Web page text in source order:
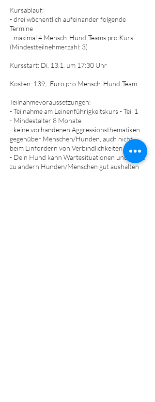
Kursablauf:
- drei wöchentlich aufeinander folgende
Termine
- maximal 4 Mensch-Hund-Teams pro Kurs
(Mindestteilnehmerzahl: 3)
Kursstart: Di, 13.1. um 17:30 Uhr
Kosten: 139,- Euro pro Mensch-Hund-Team
Teilnahmevoraussetzungen:
- Teilnahme am Leinenführigkeitskurs - Teil 1
- Mindestalter 8 Monate
- keine vorhandenen Aggressionsthematiken
gegenüber Menschen/Hunden, auch nicht
beim Einfordern von Verbindlichkeiten
- Dein Hund kann Wartesituationen und Nähe
zu andern Hunden/Menschen gut aushalten